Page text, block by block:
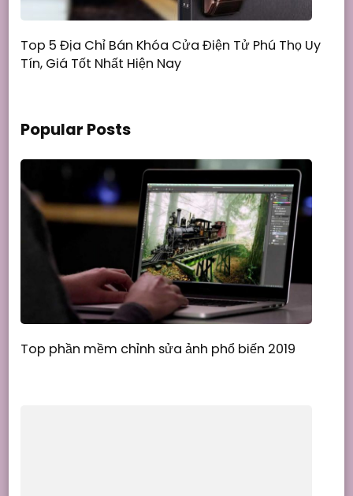
Top 5 Địa Chỉ Bán Khóa Cửa Điện Tử Phú Thọ Uy
Tín, Giá Tốt Nhất Hiện Nay
Popular Posts
Top phần mềm chỉnh sửa ảnh phổ biến 2019